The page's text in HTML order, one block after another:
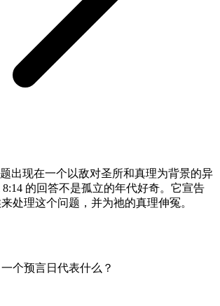
出现在一个以敌对圣所和真理为背景的异
8:14 的回答不是孤立的年代好奇。它宣告
处理这个问题，并为祂的真理伸冤。
个预言日代表什么？